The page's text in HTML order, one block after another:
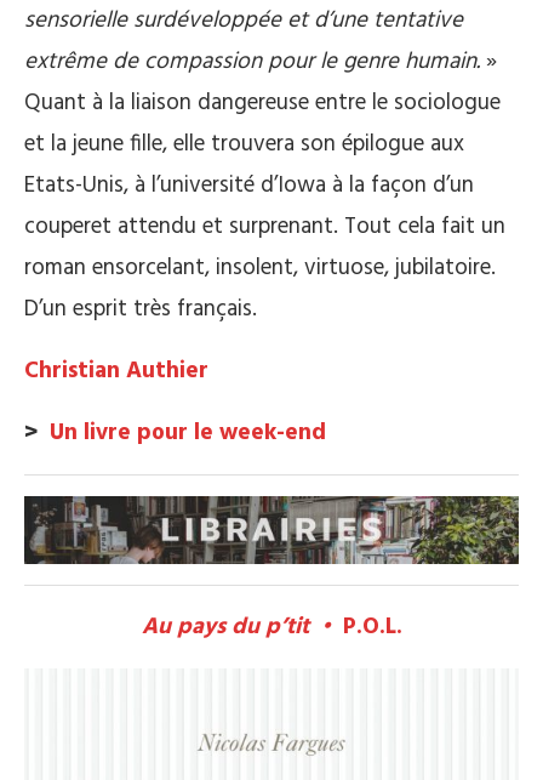
sensorielle surdéveloppée et d’une tentative
extrême de compassion pour le genre humain. »
Quant à la liaison dangereuse entre le sociologue
et la jeune fille, elle trouvera son épilogue aux
Etats-Unis, à l’université d’Iowa à la façon d’un
couperet attendu et surprenant. Tout cela fait un
roman ensorcelant, insolent, virtuose, jubilatoire.
D’un esprit très français.
Christian Authier
> Un livre pour le week-end
Au pays du p’tit • P.O.L.